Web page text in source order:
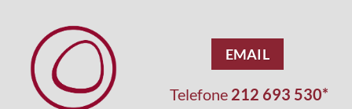
EMAIL
Telefone 212 693 530*